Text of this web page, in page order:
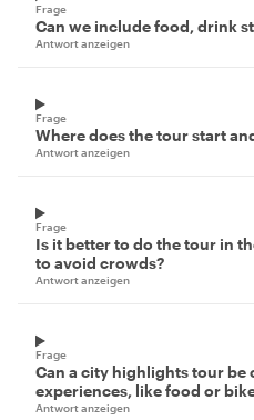
Frage
Can we include food, drink
Antwort anzeigen
Frage
Where does the tour start
Antwort anzeigen
Frage
Is it better to do the tour in
to avoid crowds?
Antwort anzeigen
Frage
Can a city highlights tour
experiences, like food or
Antwort anzeigen